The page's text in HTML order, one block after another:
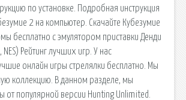
по установке. Подробная инструкция
2 на компьютер. Скачайте Кубезумие
бесплатно с эмулятором приставки Денди
Рейтинг лучших игр. У нас
онлайн игры стрелялки бесплатно. Мы
коллекцию. В данном разделе, мы
от популярной версии Hunting Unlimited.